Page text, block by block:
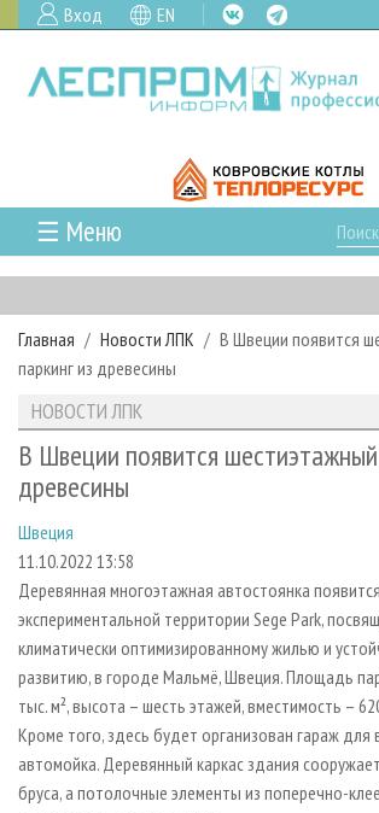
Вход EN
☰ Меню
ГЛАВНАЯ
РУБРИКИ И ТЕМЫ
РУБРИКИ ЖУРНАЛА
ЛЕСОЗАГОТОВКА
ЛЕСОПИЛЕНИЕ
СУШКА ДРЕВЕСИНЫ
ПРОИЗВОДСТВО ДРЕВЕСНЫХ ПЛИТ
ДЕРЕВЯННОЕ ДОМОСТРОЕНИЕ
ПРОИЗВОДСТВО МЕБЕЛИ
БИОЭНЕРГЕТИКА
ЦБП
ИНСТРУМЕНТ И МАТЕРИАЛЫ
НОВОСТИ
НОВОСТИ ЛПК
НОВОСТИ ЖУРНАЛА
ПРОЕКТЫ ЛПИ
АНАЛИТИКА
ПРЕДПРИЯТИЯ ЛПК
ПЕРСОНЫ
МОБИЛЬНЫЕ ВЫСТАВКИ
ОФИЦИАЛЬНЫЕ ДЕЛЕГАЦИИ
ПРИОРИТЕТНЫЕ ИНВЕСТПРОЕКТЫ
RUSSIAN FORESTRY REVIEW
ГАЗЕТА ЛЕСПРОМФОРУМ
БИБЛИОТЕКА СПЕЦИАЛИСТА
АРХИВ
АРХИВ ЖУРНАЛОВ
О ЖУРНАЛЕ
КОНТАКТЫ
РЕКЛАМОДАТЕЛЯМ
РЕКЛАМА
РЕКЛАМА НА САЙТЕ
Главная Новости ЛПК
В Швеции появится
паркинг из древесины
НОВОСТИ ЛПК
В Швеции появится шестиэтажный
древесины
Швеция
11.10.2022 13:58
Деревянная многоэтажная автостоянка
экспериментальной территории Sege Park,
климатически оптимизированному жилью и
развитию, в городе Мальмё, Швеция. Площадь
тыс. м², высота – шесть этажей, вместимость –
Кроме того, здесь будет организован гараж для
автомойка. Деревянный каркас здания
бруса, а потолочные элементы из поперечно-